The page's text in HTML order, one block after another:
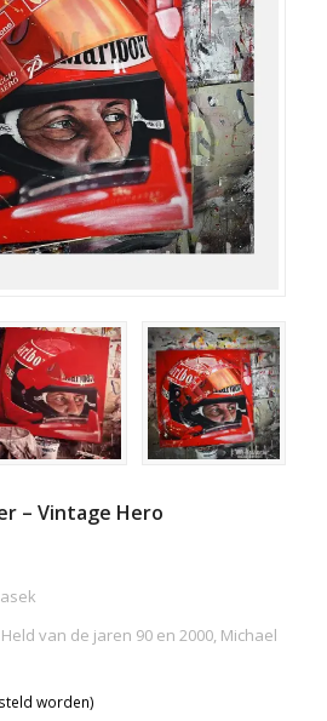
– Vintage Hero
van de jaren 90 en 2000, Michael
worden)